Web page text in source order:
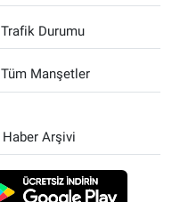
Trafik Durumu
Tüm Manşetler
Haber Arşivi